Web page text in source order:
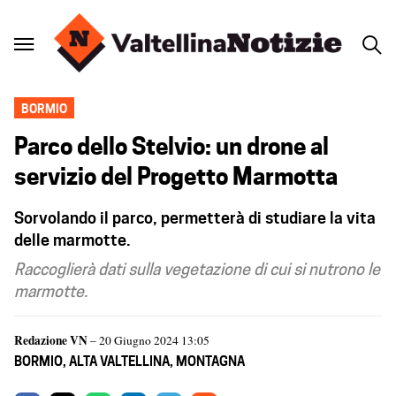
BORMIO
Parco dello Stelvio: un drone al
servizio del Progetto Marmotta
Sorvolando il parco, permetterà di studiare la vita
delle marmotte.
Raccoglierà dati sulla vegetazione di cui si nutrono le
marmotte.
Redazione VN– 20 Giugno 2024 13:05
BORMIO, ALTA VALTELLINA, MONTAGNA